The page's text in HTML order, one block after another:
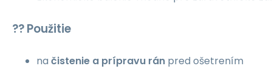
?? Použitie
na čistenie a prípravu rán pred ošetrením